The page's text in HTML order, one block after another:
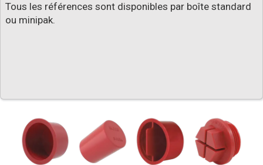
Tous les références sont disponibles par boîte standard
ou minipak.